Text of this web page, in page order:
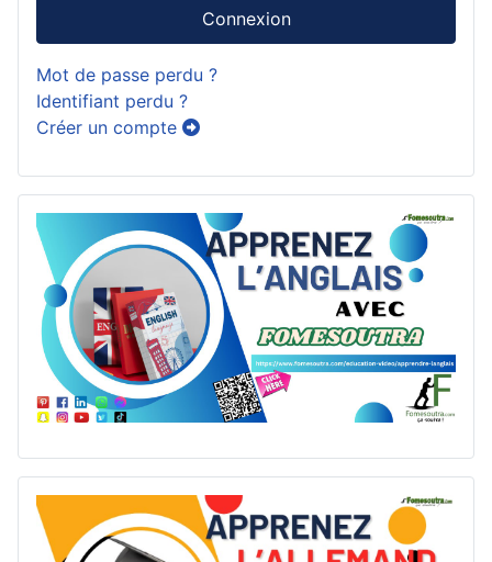
Connexion
Mot de passe perdu ?
Identifiant perdu ?
Créer un compte